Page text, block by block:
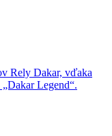
Rely Dakar, vďaka
Legend“.